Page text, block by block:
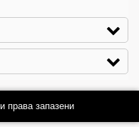
права запазени